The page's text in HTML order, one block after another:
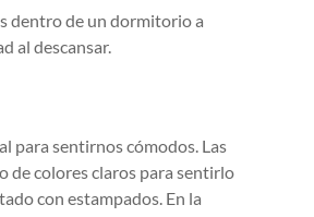
dentro de un dormitorio a
al descansar.
para sentirnos cómodos. Las
de colores claros para sentirlo
con estampados. En la